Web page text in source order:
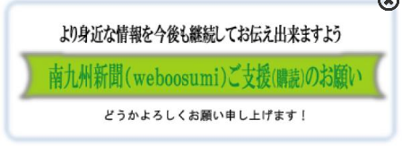
大隅うなぎは日本一！笠野原小おやじの会う…
大隅のうなぎは日本一！笠野原小学校おやじの会による「うなぎ
つかみどり体験」が、…
鹿屋市の夢乃蔵 Garden Terrace YUMENOKURAオープ